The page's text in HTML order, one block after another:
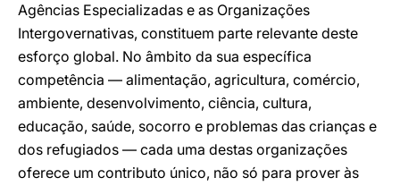
Agências Especializadas e as Organizações
Intergovernativas, constituem parte relevante deste
esforço global. No âmbito da sua específica
competência — alimentação, agricultura, comércio,
ambiente, desenvolvimento, ciência, cultura,
educação, saúde, socorro e problemas das crianças e
dos refugiados — cada uma destas organizações
oferece um contributo único, não só para prover às